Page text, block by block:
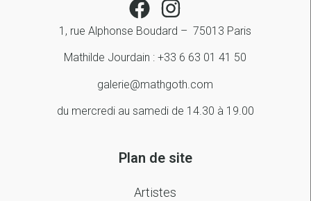
1, rue Alphonse Boudard – 75013 Paris
Mathilde Jourdain : +33 6 63 01 41 50
galerie@mathgoth.com
du mercredi au samedi de 14.30 à 19.00
Plan de site
Artistes